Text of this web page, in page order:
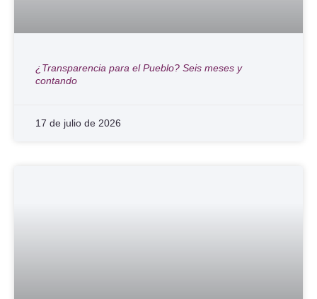
¿Transparencia para el Pueblo? Seis meses y
contando
17 de julio de 2026